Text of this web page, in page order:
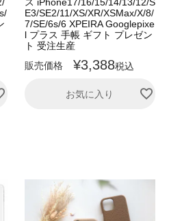
ス iPhone17/16/15/14/13/12/S
E3/SE2/11/XS/XR/XSMax/X/8/
7/SE/6s/6 XPEIRA Googlepixe
l プラス 手帳 ギフト プレゼン
ト 受注生産
販売価格
¥3,388税込
お気に入り